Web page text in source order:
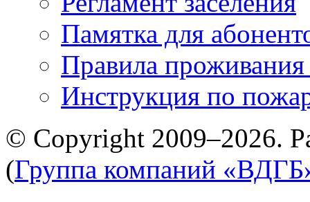
Памятка для
Правила
Инструкция по
© Copyright 2009–2026.
(Группа компаний